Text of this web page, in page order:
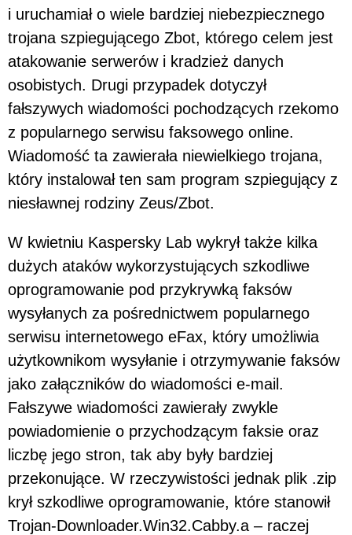
i uruchamiał o wiele bardziej niebezpiecznego
trojana szpiegującego Zbot, którego celem jest
atakowanie serwerów i kradzież danych
osobistych. Drugi przypadek dotyczył
fałszywych wiadomości pochodzących rzekomo
z popularnego serwisu faksowego online.
Wiadomość ta zawierała niewielkiego trojana,
który instalował ten sam program szpiegujący z
niesławnej rodziny Zeus/Zbot.
W kwietniu Kaspersky Lab wykrył także kilka
dużych ataków wykorzystujących szkodliwe
oprogramowanie pod przykrywką faksów
wysyłanych za pośrednictwem popularnego
serwisu internetowego eFax, który umożliwia
użytkownikom wysyłanie i otrzymywanie faksów
jako załączników do wiadomości e-mail.
Fałszywe wiadomości zawierały zwykle
powiadomienie o przychodzącym faksie oraz
liczbę jego stron, tak aby były bardziej
przekonujące. W rzeczywistości jednak plik .zip
krył szkodliwe oprogramowanie, które stanowił
Trojan-Downloader.Win32.Cabby.a – raczej